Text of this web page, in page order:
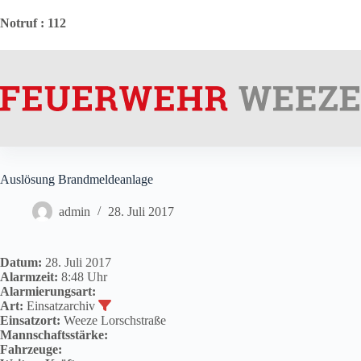
Inhalt
Notruf: 112
Auslösung Brandmeldeanlage
admin 28. Juli 2017
Datum: 28. Juli 2017
Alarmzeit: 8:48 Uhr
Alarmierungsart:
Art: Einsatzarchiv
Einsatzort: Weeze Lorschstraße
Mannschaftsstärke:
Fahrzeuge: